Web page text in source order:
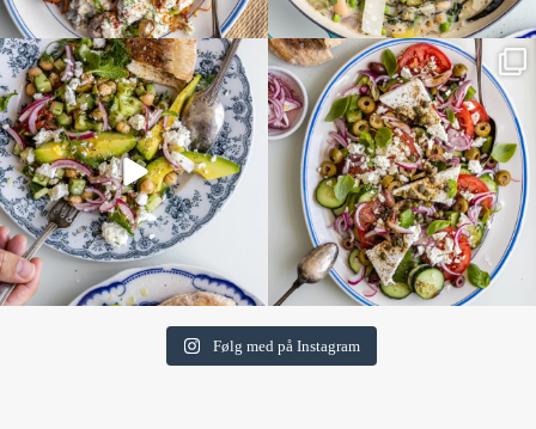
Følg med på Instagram